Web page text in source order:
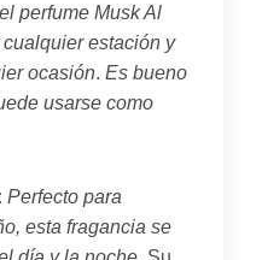
perfume Musk Al
estación y
ocasión. Es bueno
usarse como
Perfecto para
esta fragancia se